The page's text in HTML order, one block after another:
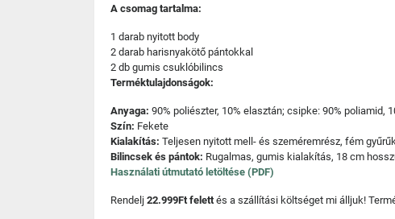
A csomag tartalma:
1 darab nyitott body
2 darab harisnyakötő pántokkal
2 db gumis csuklóbilincs
Terméktulajdonságok:
Anyaga: 90% poliészter, 10% elasztán; csipke: 90% poliamid,
Szín: Fekete
Kialakítás: Teljesen nyitott mell- és szeméremrész, fém
Bilincsek és pántok: Rugalmas, gumis kialakítás, 18 cm
Használati útmutató letöltése (PDF)
Rendelj 22.999Ft felettés a szállítási költséget mi álljuk!